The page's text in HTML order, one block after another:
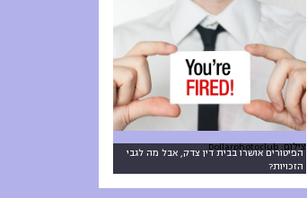
הפיטורים אושרו בבית דין צדק, אבל מה לגבי
הזכויות?
צילום: Dollarphotoclub